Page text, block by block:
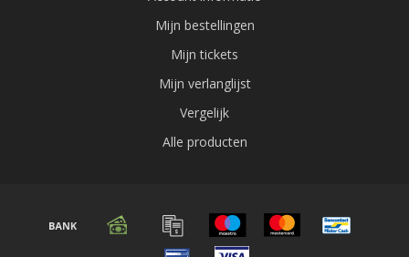
Mijn bestellingen
Mijn tickets
Mijn verlanglijst
Vergelijk
Alle producten